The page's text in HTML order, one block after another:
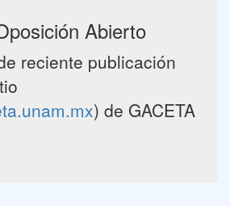
Abierto
reciente publicación
) de GACETA